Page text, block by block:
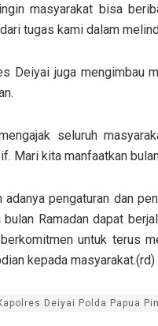
masyarakat bisa
tugas kami dalam
Deiyai juga mengimbau
seluruh
Mari kita manfaatkan
adanya pengaturan dan
bulan Ramadan dapat
untuk terus
kepada masyarakat.(rd)
Deiyai Polda Papua